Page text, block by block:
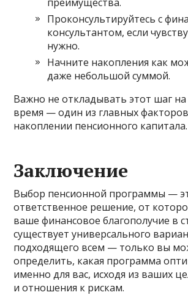
Проконсультируйтесь с
консультантом, если
нужно.
Начните накопления как
даже небольшой суммой.
Важно не откладывать этот шаг
время — один из главных
накоплении пенсионного капитала.
Заключение
Выбор пенсионной программы —
ответственное решение, от
ваше финансовое благополучие в
существует универсального
подходящего всем — только вы
определить, какая программа
именно для вас, исходя из ваших
и отношения к рискам.